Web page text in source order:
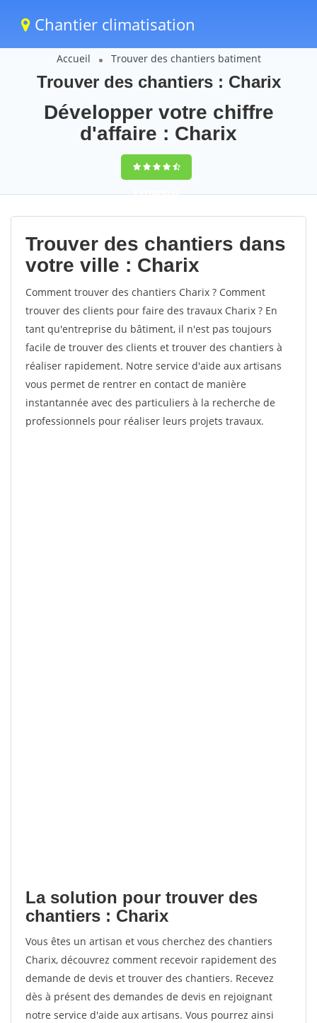
Chantier climatisation
Accueil Trouver des chantiers batiment
Trouver des chantiers : Charix
Développer votre chiffre
d'affaire : Charix
9,5(100%)62
votes
Trouver des chantiers dans
votre ville : Charix
Comment trouver des chantiers Charix ? Comment
trouver des clients pour faire des travaux Charix ? En
tant qu'entreprise du bâtiment, il n'est pas toujours
facile de trouver des clients et trouver des chantiers à
réaliser rapidement. Notre service d'aide aux artisans
vous permet de rentrer en contact de manière
instantannée avec des particuliers à la recherche de
professionnels pour réaliser leurs projets travaux.
La solution pour trouver des
chantiers : Charix
Vous êtes un artisan et vous cherchez des chantiers
Charix, découvrez comment recevoir rapidement des
demande de devis et trouver des chantiers. Recevez
dès à présent des demandes de devis en rejoignant
notre service d'aide aux artisans. Vous pourrez ainsi